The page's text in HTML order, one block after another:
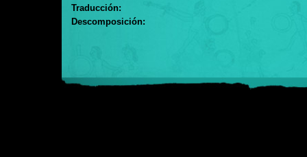
Traducción:
Descomposición: